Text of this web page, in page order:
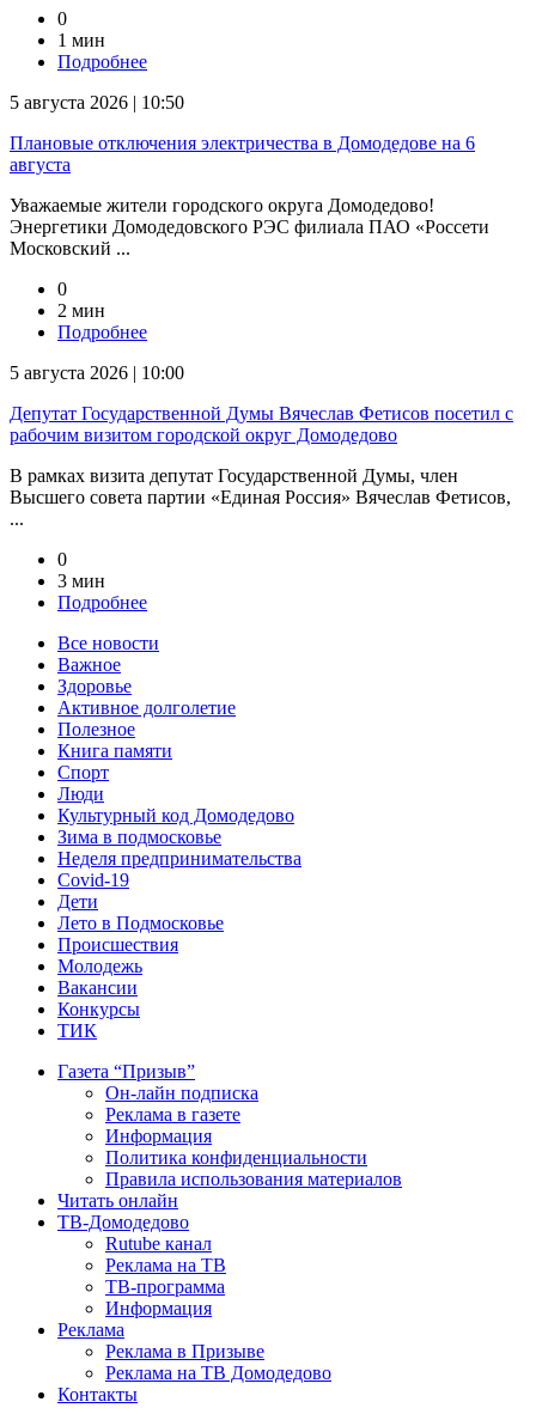
0
1 мин
Подробнее
5 августа 2026 | 10:50
Плановые отключения электричества в Домодедове на 6
августа
Уважаемые жители городского округа Домодедово!
Энергетики Домодедовского РЭС филиала ПАО «Россети
Московский ...
0
2 мин
Подробнее
5 августа 2026 | 10:00
Депутат Государственной Думы Вячеслав Фетисов посетил с
рабочим визитом городской округ Домодедово
В рамках визита депутат Государственной Думы, член
Высшего совета партии «Единая Россия» Вячеслав Фетисов,
...
0
3 мин
Подробнее
Все новости
Важное
Здоровье
Активное долголетие
Полезное
Книга памяти
Спорт
Люди
Культурный код Домодедово
Зима в подмосковье
Неделя предпринимательства
Covid-19
Дети
Лето в Подмосковье
Происшествия
Молодежь
Вакансии
Конкурсы
ТИК
Газета “Призыв”
Он-лайн подписка
Реклама в газете
Информация
Политика конфиденциальности
Правила использования материалов
Читать онлайн
ТВ-Домодедово
Rutube канал
Реклама на ТВ
ТВ-программа
Информация
Реклама
Реклама в Призыве
Реклама на ТВ Домодедово
Контакты